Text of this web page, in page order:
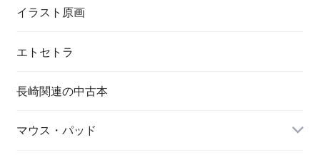
画像／長崎市／景観
イラスト原画
エトセトラ
長崎関連の中古本
マウス・パッド